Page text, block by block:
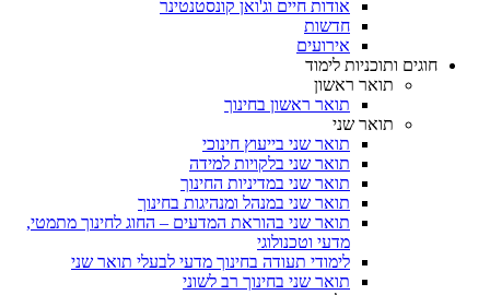
אודות חיים וג'ואן קונסטנטינר
חדשות
אירועים
חוגים ותוכניות לימוד
תואר ראשון
תואר ראשון בחינוך
תואר שני
תואר שני בייעוץ חינוכי
תואר שני בלקויות למידה
תואר שני במדיניות החינוך
תואר שני במנהל ומנהיגות בחינוך
תואר שני בהוראת המדעים – החוג לחינוך מתמטי,
מדעי וטכנולוגי
לימודי תעודה בחינוך מדעי לבעלי תואר שני
תואר שני בחינוך רב לשוני